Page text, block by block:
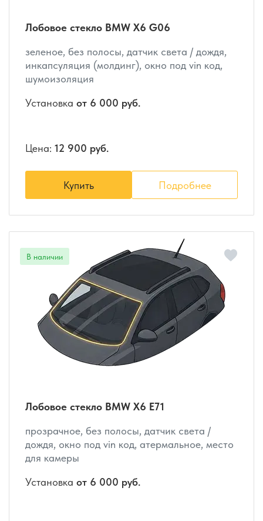
Лобовое стекло BMW X6 G06
зеленое, без полосы, датчик света / дождя,
инкапсуляция (молдинг), окно под vin код,
шумоизоляция
Установка от 6 000 руб.
Цена: 12 900 руб.
Купить Подробнее
Лобовое стекло BMW X6 E71
прозрачное, без полосы, датчик света /
дождя, окно под vin код, атермальное, место
для камеры
Установка от 6 000 руб.